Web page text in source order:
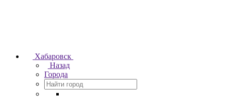
Хабаровск
Назад
Города